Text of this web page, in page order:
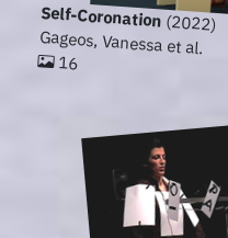
Self-Coronation(2022)
Gageos, Vanessa et al.
16